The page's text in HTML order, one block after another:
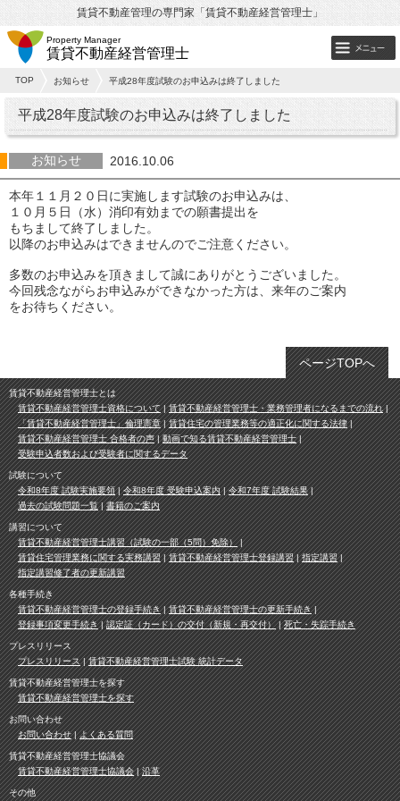
賃貸不動産管理の専門家「賃貸不動産経営管理士」
Property Manager
賃貸不動産経営管理士
TOP お知らせ 平成28年度試験のお申込みは終了しました
平成28年度試験のお申込みは終了しました
お知らせ 2016.10.06
本年１１月２０日に実施します試験のお申込みは、
１０月５日（水）消印有効までの願書提出を
もちまして終了しました。
以降のお申込みはできませんのでご注意ください。
多数のお申込みを頂きまして誠にありがとうございました。
今回残念ながらお申込みができなかった方は、来年のご案内
をお待ちください。
ページTOPへ
賃貸不動産経営管理士とは
賃貸不動産経営管理士資格について
賃貸不動産経営管理士・業務管理者になるまでの流れ
「賃貸不動産経営管理士」倫理憲章
賃貸住宅の管理業務等の適正化に関する法律
賃貸不動産経営管理士 合格者の声
動画で知る賃貸不動産経営管理士
受験申込者数および受験者に関するデータ
試験について
令和8年度 試験実施要領
令和8年度 受験申込案内
令和7年度 試験結果
過去の試験問題一覧
書籍のご案内
講習について
賃貸不動産経営管理士講習（試験の一部（5問）免除）
賃貸住宅管理業務に関する実務講習
賃貸不動産経営管理士登録講習
指定講習
指定講習修了者の更新講習
各種手続き
賃貸不動産経営管理士の登録手続き
賃貸不動産経営管理士の更新手続き
登録事項変更手続き
認定証（カード）の交付（新規・再交付） 死亡・失踪手続き
プレスリリース
プレスリリース
賃貸不動産経営管理士試験 統計データ
賃貸不動産経営管理士を探す
賃貸不動産経営管理士を探す
お問い合わせ
お問い合わせ
よくある質問
賃貸不動産経営管理士協議会
賃貸不動産経営管理士協議会
沿革
その他